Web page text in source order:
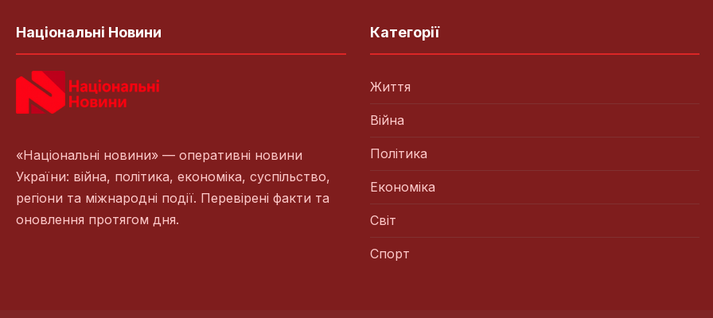
Національні Новини
«Національні новини» — оперативні новини
України: війна, політика, економіка, суспільство,
регіони та міжнародні події. Перевірені факти та
оновлення протягом дня.
Категорії
Життя
Війна
Політика
Економіка
Світ
Спорт